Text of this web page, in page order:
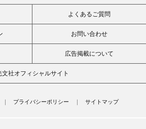
よくあるご質問
お問い合わせ
広告掲載について
文社オフィシャルサイト
プライバシーポリシー サイトマップ